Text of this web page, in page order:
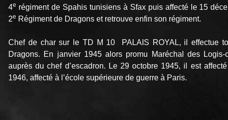
4e régiment de Spahis tunisiens à Sfax puis affecté le 15
2e Régiment de Dragons et retrouve enfin son régiment.
Chef de char sur le TD M 10 PALAIS ROYAL, il effectue
Dragons. En janvier 1945 alors promu Maréchal des
auprès du chef d’escadron. Le 29 octobre 1945, il est
1946, affecté à l’école supérieure de guerre à Paris.